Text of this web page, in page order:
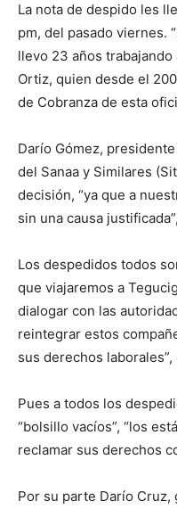
La nota de despido les
pm, del pasado viernes.
llevo 23 años trabajando
Ortiz, quien desde el
de Cobranza de esta
Darío Gómez,
del Sanaa y Similares
decisión, “ya que a
sin una causa
Los despedidos todos
que viajaremos a
dialogar con las
reintegrar estos
sus derechos
Pues a todos los
“bolsillo vacíos”, “los
reclamar sus derechos
Por su parte Darío Cruz,